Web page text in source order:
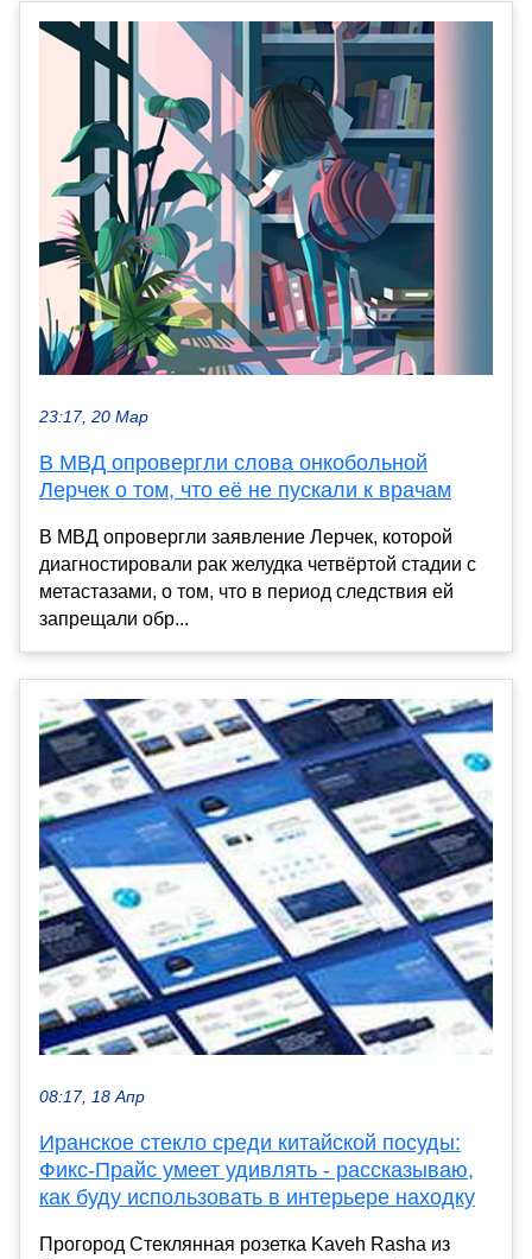
23:17, 20 Мар
В МВД опровергли слова онкобольной
Лерчек о том, что её не пускали к врачам
В МВД опровергли заявление Лерчек, которой
диагностировали рак желудка четвёртой стадии с
метастазами, о том, что в период следствия ей
запрещали обр...
08:17, 18 Апр
Иранское стекло среди китайской посуды:
Фикс-Прайс умеет удивлять - рассказываю,
как буду использовать в интерьере находку
Прогород Стеклянная розетка Kaveh Rasha из